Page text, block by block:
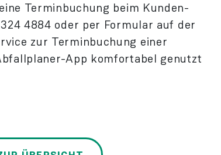
Terminbuchung beim Kunden­
4884 oder per Formular auf der
zur Termin­buchung einer
App komfortabel genutzt